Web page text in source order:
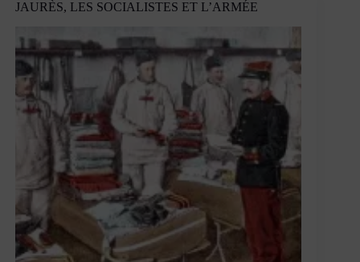
d’une
début
d’une
JAURÈS, LES SOCIALISTES ET L’ARMÉE